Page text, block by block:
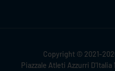
Copyright © 2021-
Piazzale Atleti Azzurri D'Italia